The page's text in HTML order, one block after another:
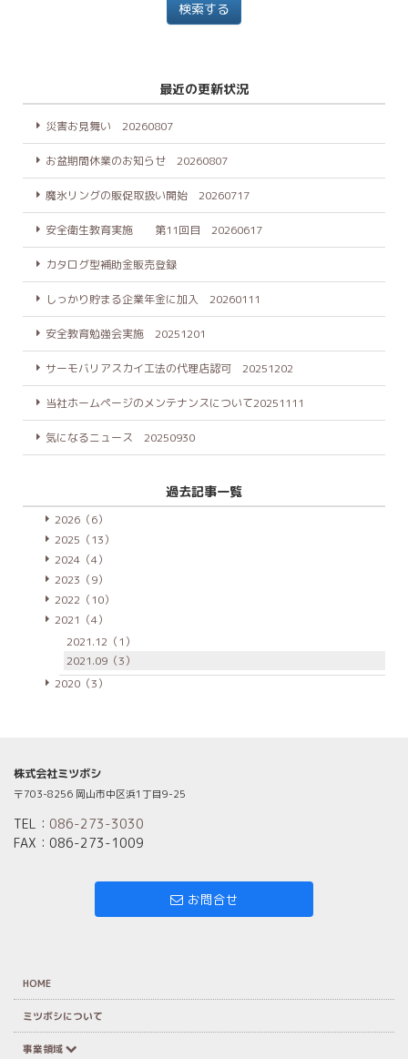
最近の更新状況
災害お見舞い 20260807
お盆期間休業のお知らせ 20260807
魔氷リングの販促取扱い開始 20260717
安全衛生教育実施 第11回目 20260617
カタログ型補助金販売登録
しっかり貯まる企業年金に加入 20260111
安全教育勉強会実施 20251201
サーモバリアスカイ工法の代理店認可 20251202
当社ホームページのメンテナンスについて20251111
気になるニュース 20250930
過去記事一覧
2026（6）
2025（13）
2024（4）
2023（9）
2022（10）
2021（4）
2021.12（1）
2021.09（3）
2020（3）
株式会社ミツボシ
〒703-8256 岡山市中区浜1丁目9-25
TEL： 086-273-3030
FAX：086-273-1009
お問合せ
HOME
ミツボシについて
事業領域